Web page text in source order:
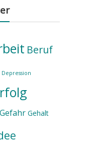
Beruf
Depression
Gefahr Gehalt